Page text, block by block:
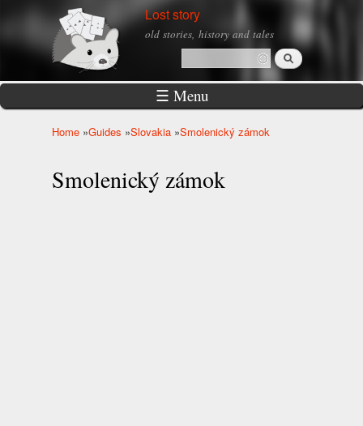
Skip to
main
Lost story
old stories, history and tales
Search form
Search
☰ Menu
Home »Guides »Slovakia »Smolenický zámok
Smolenický zámok